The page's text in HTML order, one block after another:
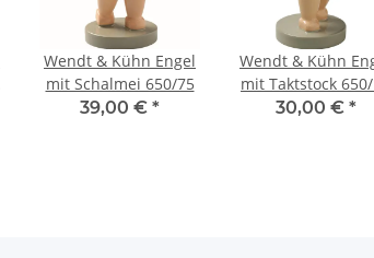
Wendt & Kühn Engel
mit Schalmei 650/75
39,00 € *
Wendt & Kühn
mit Taktstock
30,00 € *